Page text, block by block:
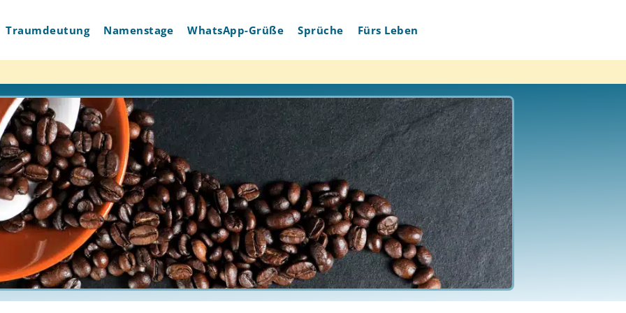
Traumdeutung Namenstage WhatsApp-Grüße Sprüche Fürs Leben